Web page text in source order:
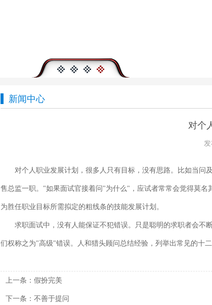
新闻中心
对个
发
对个人职业发展计划，很多人只有目标，没有思路。比如当问
售总监一职。"如果面试官接着问"为什么"，应试者常常会觉得莫
为胜任职业目标所需拟定的粗线条的技能发展计划。
求职面试中，没有人能保证不犯错误。只是聪明的求职者会不
们权称之为"高级"错误。人和猎头顾问总结经验，列举出常见的十二
上一条： 假扮完美
下一条： 不善于提问